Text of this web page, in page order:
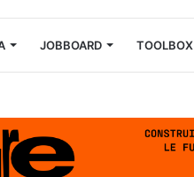
JOBBOARD TOOLBOX